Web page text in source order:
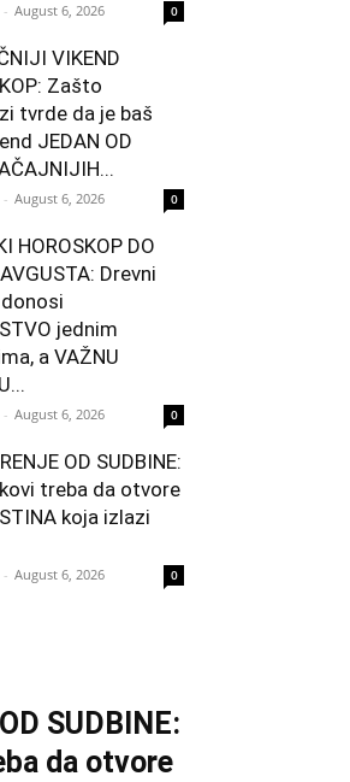
- August 6, 2026 0
VIKEND
Zašto
tvrde da je baš
JEDAN OD
- August 6, 2026 0
HOROSKOP DO
Drevni
jednim
a VAŽNU
- August 6, 2026 0
OD SUDBINE:
treba da otvore
koja izlazi
- August 6, 2026 0
SUDBINE:
da otvore